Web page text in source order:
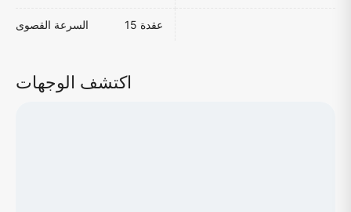
السرعة القصوى 15 عقدة
اكتشف الوجهات